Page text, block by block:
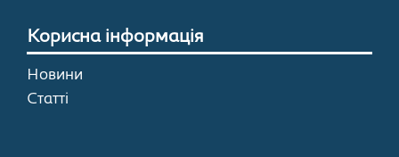
Корисна інформація
Новини
Статті